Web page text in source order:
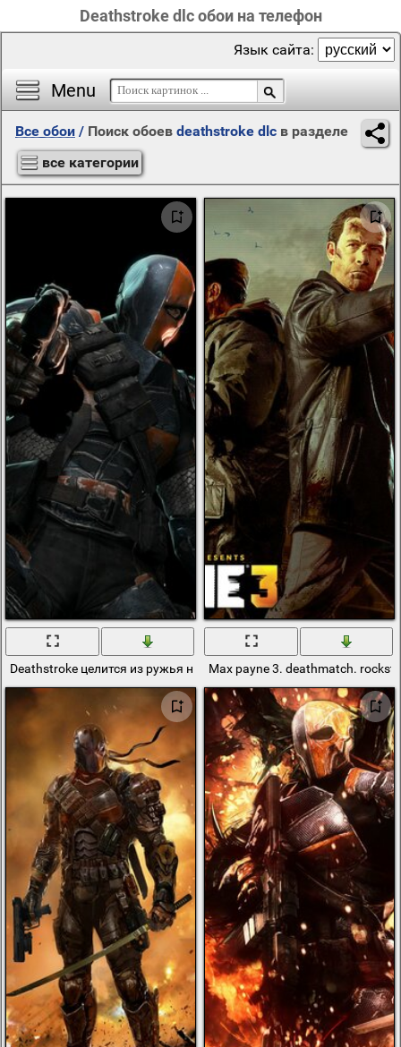
Deathstroke dlc обои на телефон
Menu
Язык сайта:
Все обои / Поиск обоев deathstroke dlc в разделе
все категории
Deathstroke целится из ружья на черном фонеMax payne 3. deathmatch.